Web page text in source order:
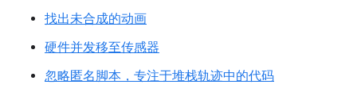
找出未合成的动画
硬件并发移至传感器
忽略匿名脚本，专注于堆栈轨迹中的代码